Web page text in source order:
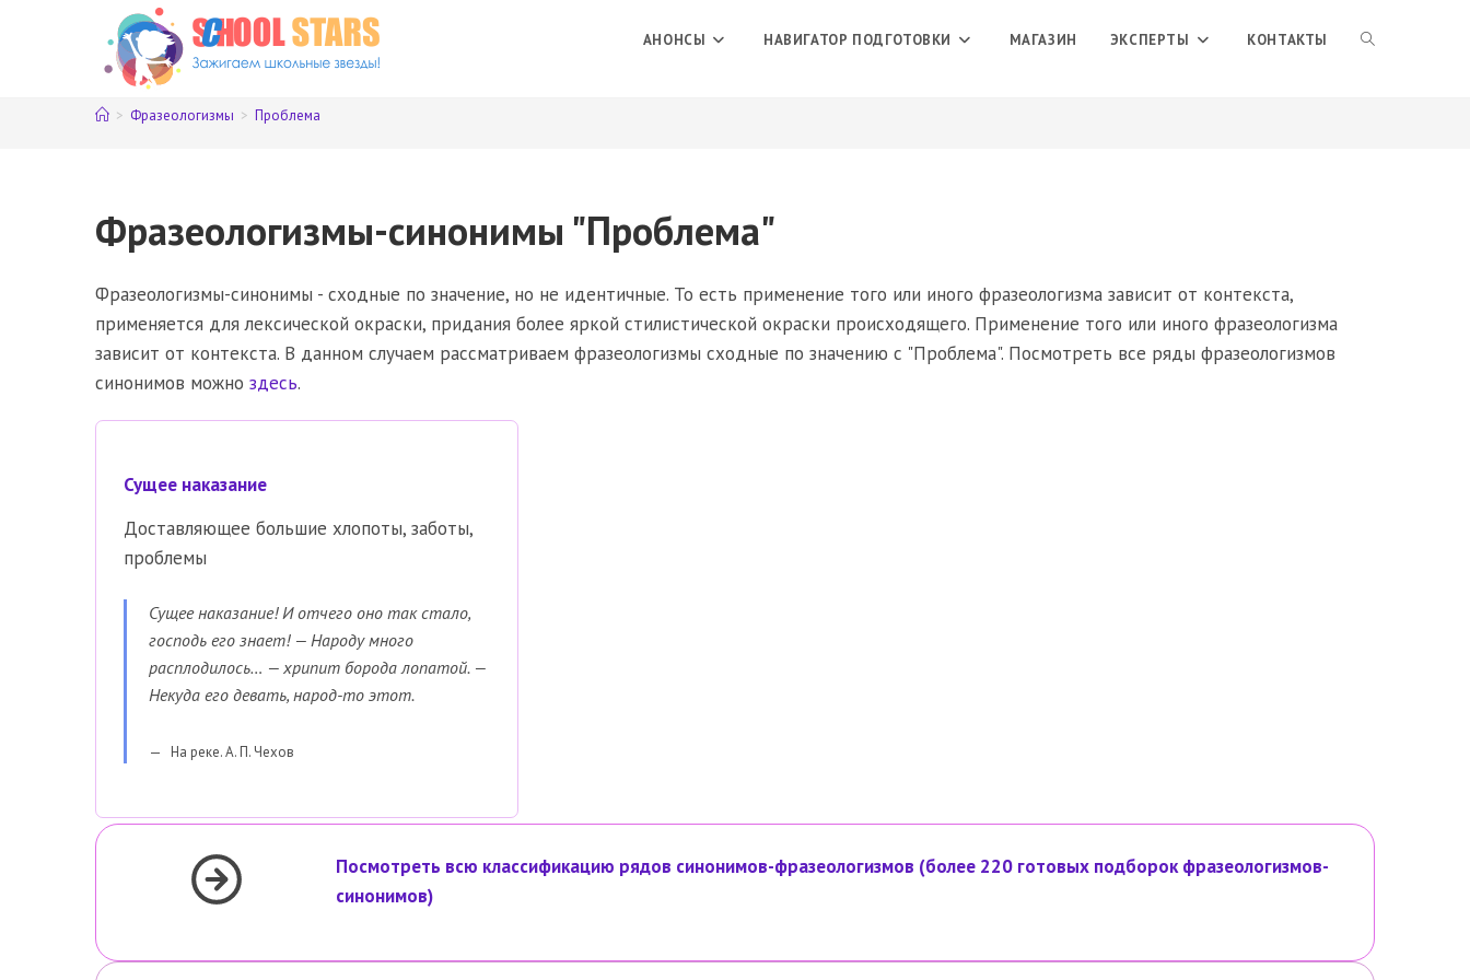
АНОНСЫ НАВИГАТОР ПОДГОТОВКИ МАГАЗИН ЭКСПЕРТЫ КОНТАКТЫ ПЕРЕКЛЮЧИТЬ
> Фразеологизмы > Проблема
Фразеологизмы-синонимы "Проблема"
Фразеологизмы-синонимы - сходные по значение, но не идентичные. То есть применение того или иного фразеологизма зависит от контекста,
применяется для лексической окраски, придания более яркой стилистической окраски происходящего. Применение того или иного фразеологизма
зависит от контекста. В данном случаем рассматриваем фразеологизмы сходные по значению с "Проблема". Посмотреть все ряды фразеологизмов
синонимов можно здесь.
Сущее наказание
Доставляющее большие хлопоты, заботы,
проблемы
Сущее наказание! И отчего оно так стало,
господь его знает! — Народу много
расплодилось… — хрипит борода лопатой. —
Некуда его девать, народ-то этот.
На реке. А. П. Чехов
Посмотреть всю классификацию рядов синонимов-фразеологизмов (более 220 готовых подборок фразеологизмов-
синонимов)